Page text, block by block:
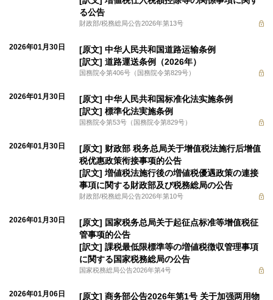
る公告
財政部/税務総局公告2026年第13号
2026年01月30日
[原文] 中华人民共和国道路运输条例
[訳文] 道路運送条例（2026年）
国務院令第406号（国務院令第829号）
2026年01月30日
[原文] 中华人民共和国标准化法实施条例
[訳文] 標準化法実施条例
国務院令第53号（国務院令第829号）
2026年01月30日
[原文] 财政部 税务总局关于增值税法施行后增值
税优惠政策衔接事项的公告
[訳文] 増値税法施行後の増値税優遇政策の連接
事項に関する財政部及び税務総局の公告
財政部/税務総局公告2026年第10号
2026年01月30日
[原文] 国家税务总局关于起征点标准等增值税征
管事项的公告
[訳文] 課税最低限標準等の増値税徴収管理事項
に関する国家税務総局の公告
国家税務総局公告2026年第4号
2026年01月06日
[原文] 商务部公告2026年第1号 关于加强两用物